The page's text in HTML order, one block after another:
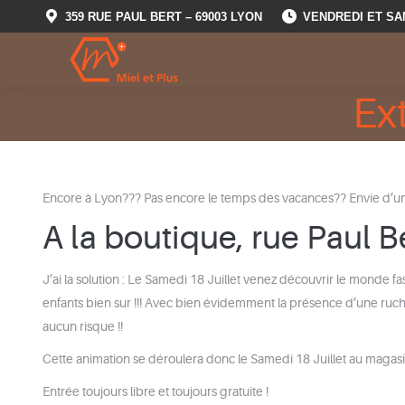
359 RUE PAUL BERT – 69003 LYON VENDREDI ET
Encore à Lyon??? Pas encore le temps des vacances?? Envie
A la boutique, rue Paul
J’ai la solution : Le Samedi 18 Juillet venez découvrir le monde
enfants bien sur !!! Avec bien évidemment la présence d’une
aucun risque !!
Cette animation se déroulera donc le Samedi 18 Juillet au
Entrée toujours libre et toujours gratuite !